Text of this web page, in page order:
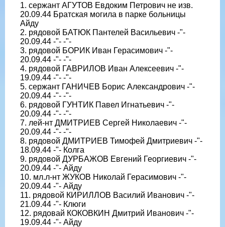
1. сержант АГУТОВ Евдоким Петрович не изв.
20.09.44 Братская могила в парке больницы
Айду
2. рядовой БАТЮК Пантелей Васильевич -"-
20.09.44 -"- -"-
3. рядовой БОРИК Иван Герасимович -"-
20.09.44 -"- -"-
4. рядовой ГАВРИЛОВ Иван Алексеевич -"-
19.09.44 -"- -"-
5. сержант ГАНИЧЕВ Борис Александрович -"-
20.09.44 -"- -"-
6. рядовой ГУНТИК Павел Игнатьевич -"-
20.09.44 -"- -"-
7. лей-нт ДМИТРИЕВ Сергей Николаевич -"-
20.09.44 -"- -"-
8. рядовой ДМИТРИЕВ Тимофей Дмитриевич -"-
18.09.44 -"- Колга
9. рядовой ДУРБАЖОВ Евгений Георгиевич -"-
20.09.44 -"- Айду
10. мл.л-нт ЖУКОВ Николай Герасимович -"-
20.09.44 -"- Айду
11. рядовой КИРИЛЛОВ Василий Иванович -"-
21.09.44 -"- Клюги
12. рядовай КОКОВКИН Дмитрий Иванович -"-
19.09.44 -"- Айду